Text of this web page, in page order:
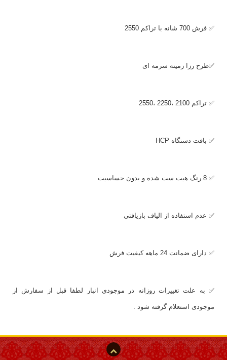
✅ فرش 700 شانه با تراکم 2550
✅طرح رزا زمینه سرمه ای
✅ تراکم 2100 ،2250 ،2550
✅ بافت دستگاه HCP
✅ 8 رنگ هیت ست شده و بدون حساسیت
✅ عدم استفاده از الیاف بازیافتی
✅ دارای ضمانت 24 ماهه کیفیت فرش
✅ به علت تغییرات روزانه در موجودی انبار لطفا قبل از سفارش از
موجودی استعلام گرفته شود .